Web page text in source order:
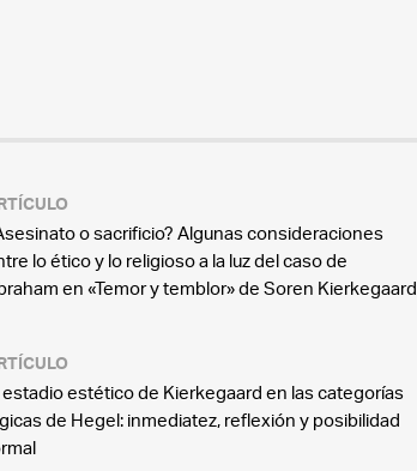
o sacrificio? Algunas consideraciones
lo ético y lo religioso a la luz del caso de
en «Temor y temblor» de Soren Kierkegaard
estadio estético de Kierkegaard en las categorías
de Hegel: inmediatez, reflexión y posibilidad